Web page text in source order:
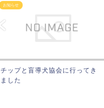
お知らせ
チップと盲導犬協会に行ってき
ました